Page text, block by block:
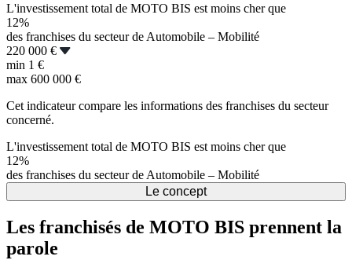
L'investissement total de MOTO BIS est moins cher que
12%
des franchises du secteur de Automobile – Mobilité
220 000 €
min 1 €
max 600 000 €
Cet indicateur compare les informations des franchises du secteur
concerné.
L'investissement total de MOTO BIS est moins cher que
12%
des franchises du secteur de Automobile – Mobilité
Le concept
Les franchisés de MOTO BIS prennent la
parole